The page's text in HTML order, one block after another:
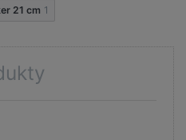
21 cm 1